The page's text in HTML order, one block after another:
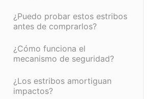
¿Puedo probar estos estribos
antes de comprarlos?
¿Cómo funciona el
mecanismo de seguridad?
¿Los estribos amortiguan
impactos?